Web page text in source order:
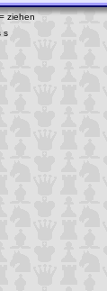
ziehen
s